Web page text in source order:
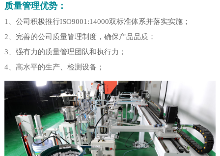
质量管理优势：
1、公司积极推行ISO9001:14000双标准体系并落实实施；
2、完善的公司质量管理制度，确保产品品质；
3、强有力的质量管理团队和执行力；
4、高水平的生产、检测设备；